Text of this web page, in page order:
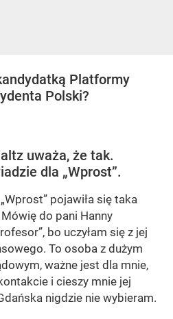
Platformy
Polski?
uważa, że tak.
dla „Wprost”.
pojawiła się taka
do pani Hanny
bo uczyłam się z jej
To osoba z dużym
ważne jest dla mnie,
i cieszy mnie jej
nigdzie nie wybieram.